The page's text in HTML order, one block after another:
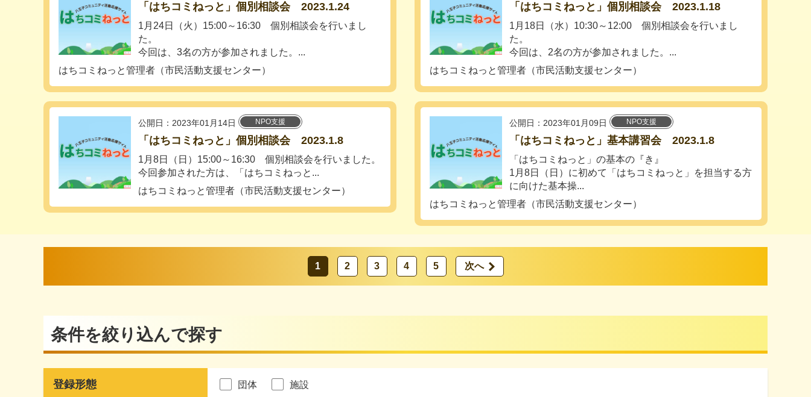
「はちコミねっと」個別相談会 2023.1.24
1月24日（火）15:00～16:30 個別相談会を行いまし
た。
今回は、3名の方が参加されました。...
はちコミねっと管理者（市民活動支援センター）
「はちコミねっと」個別相談会 2023.1.18
1月18日（水）10:30～12:00 個別相談会を行いまし
た。
今回は、2名の方が参加されました。...
はちコミねっと管理者（市民活動支援センター）
公開日：2023年01月14日 NPO支援
「はちコミねっと」個別相談会 2023.1.8
1月8日（日）15:00～16:30 個別相談会を行いました。
今回参加された方は、「はちコミねっと...
はちコミねっと管理者（市民活動支援センター）
公開日：2023年01月09日 NPO支援
「はちコミねっと」基本講習会 2023.1.8
「はちコミねっと」の基本の『き』
1月8日（日）に初めて「はちコミねっと」を担当する方
に向けた基本操...
はちコミねっと管理者（市民活動支援センター）
1 2 3 4 5 次へ
条件を絞り込んで探す
登録形態 団体 施設